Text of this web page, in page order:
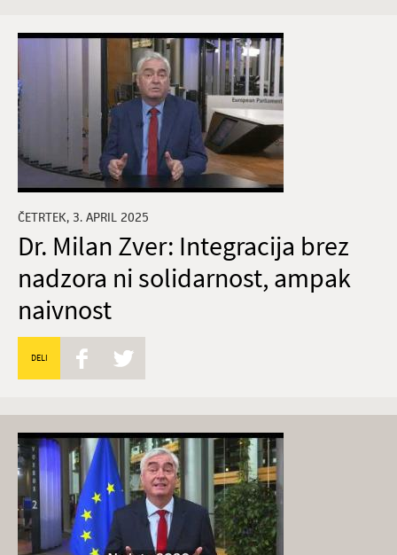
ČETRTEK, 3. APRIL 2025
Dr. Milan Zver: Integracija brez
nadzora ni solidarnost, ampak
naivnost
DELI